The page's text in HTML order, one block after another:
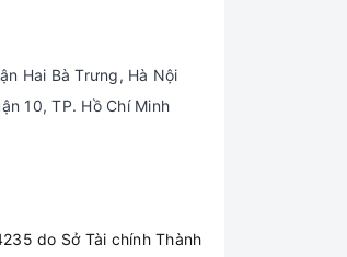
mua hàng tại bất
Hai Bà Trưng, Hà Nội
10, TP. Hồ Chí Minh
do Sở Tài chính Thành